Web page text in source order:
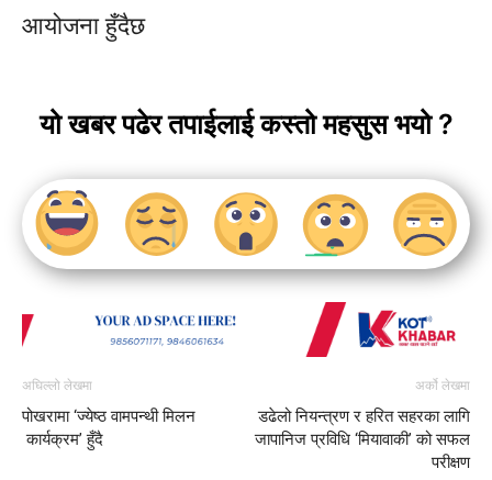
आयोजना हुँदैछ
यो खबर पढेर तपाईलाई कस्तो महसुस भयो ?
अघिल्लो लेखमा
पोखरामा ‘ज्येष्ठ वामपन्थी मिलन
कार्यक्रम’ हुँदै
अर्को लेखमा
डढेलो नियन्त्रण र हरित सहरका लागि
जापानिज प्रविधि ‘मियावाकी’ को सफल
परीक्षण